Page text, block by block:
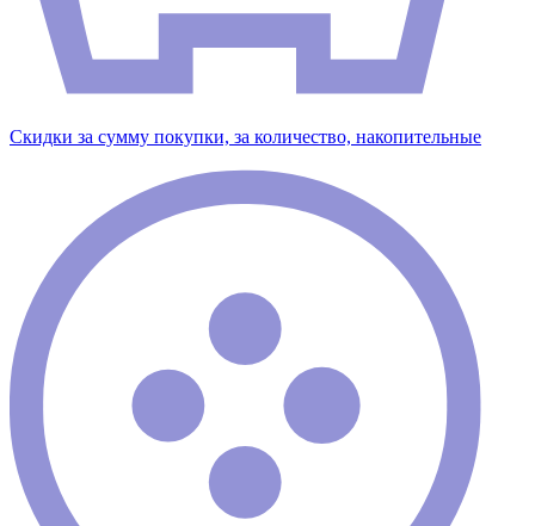
Скидки за сумму покупки, за количество, накопительные